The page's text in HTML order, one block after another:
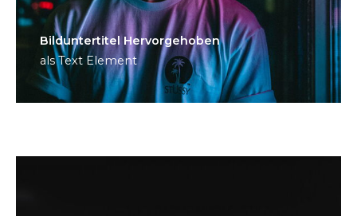
Bild­unter­titel Hervorgehoben
als Text Element